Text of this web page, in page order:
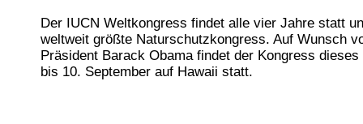
Der IUCN Weltkongress findet alle vier Jahre statt
weltweit größte Naturschutzkongress. Auf Wunsch
Präsident Barack Obama findet der Kongress
bis 10. September auf Hawaii statt.